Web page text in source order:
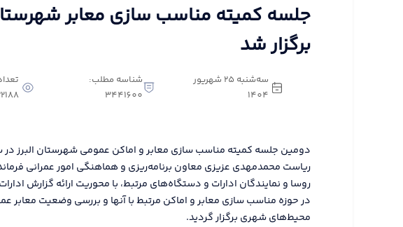
جلسه کمیته مناسب سازی معابر
برگزار شد
سه‌شنبه 25 شهریور
1404
شناسه مطلب:
3441600
ریاست محمدمهدی عزیزی معاون برنامه‌ریزی و هماهنگی امور عمرانی
روسا و نمایندگان ادارات و دستگاه‌های مرتبط، با محوریت ارائه گزارش
در حوزه مناسب سازی معابر و اماکن مرتبط با آنها و بررسی وضعیت معابر
محیط‌های شهری برگزار گردید.